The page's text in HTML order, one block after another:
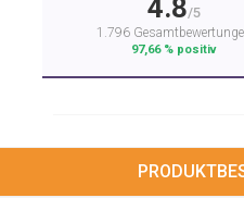
4.8/5
1.796
97,66 % positiv